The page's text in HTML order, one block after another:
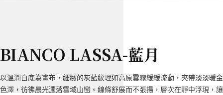
BIANCO LASSA-藍月
以溫潤白底為畫布，細緻的灰藍紋理如高原雲霧緩緩流動，夾帶淡淡暖金
色澤，彷彿晨光灑落雪域山巒。線條舒展而不張揚，層次在靜中浮現，讓